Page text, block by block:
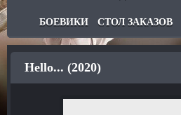
БОЕВИКИ СТОЛ ЗАКАЗОВ
Hello... (2020)